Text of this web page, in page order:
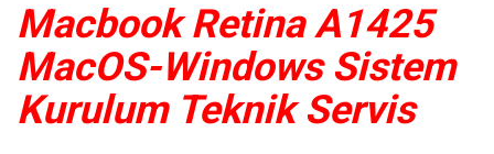
Macbook Retina A1425
MacOS-Windows Sistem
Kurulum Teknik Servis